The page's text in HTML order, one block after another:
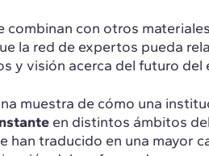
con otros
la red de expertos pueda
y visión acerca del futuro del
muestra de cómo una
en distintos ámbitos
han traducido en una mayor